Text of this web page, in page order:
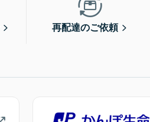
再配達のご依頼